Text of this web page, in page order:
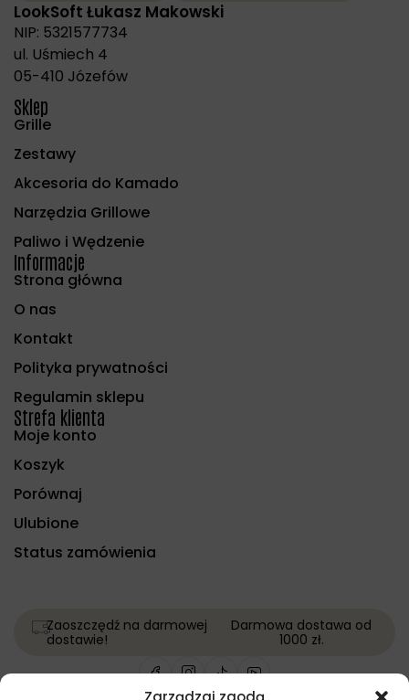
LookSoft Łukasz Makowski
NIP: 5321577734
ul. Uśmiech 4
05-410 Józefów
Sklep
Grille
Zestawy
Akcesoria do Kamado
Narzędzia Grillowe
Paliwo i Wędzenie
Informacje
Strona główna
O nas
Kontakt
Polityka prywatności
Regulamin sklepu
Strefa klienta
Moje konto
Koszyk
Porównaj
Ulubione
Status zamówienia
Zaoszczędź na darmowej
dostawie!
Darmowa dostawa od
1000 zł.